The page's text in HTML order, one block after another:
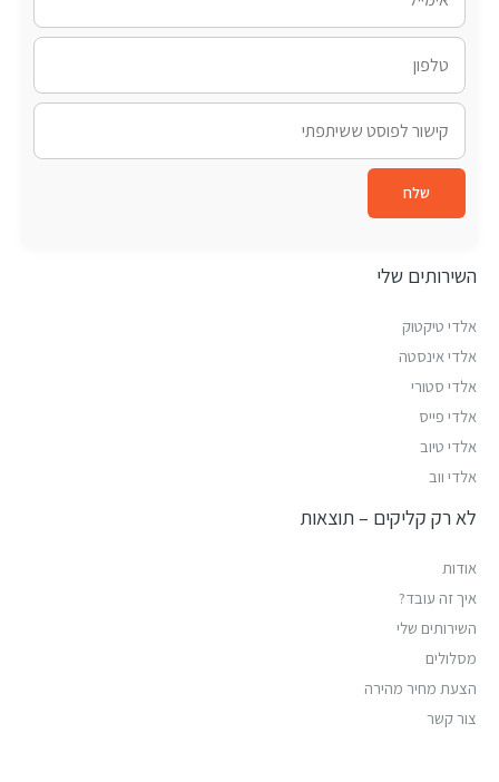
שלח
השירותים שלי
אלדי טיקטוק
אלדי אינסטה
אלדי סטורי
אלדי פייס
אלדי טיוב
אלדי ווב
לא רק קליקים – תוצאות
אודות
איך זה עובד?
השירותים שלי
מסלולים
הצעת מחיר מהירה
צור קשר